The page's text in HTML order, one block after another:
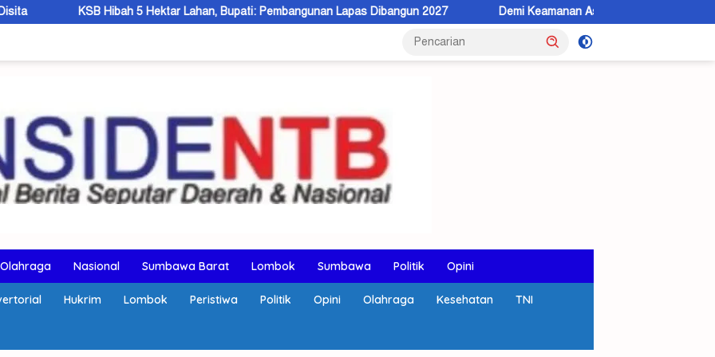
5 Hektar Lahan, Bupati: Pembangunan Lapas Dibangun 2027 Demi Keamanan Aset, BPN KSB Dorong Warga Beralih ke
Olahraga Nasional Sumbawa Barat Lombok Sumbawa Politik Opini
Hukrim Lombok Peristiwa Politik Opini Olahraga Kesehatan TNI